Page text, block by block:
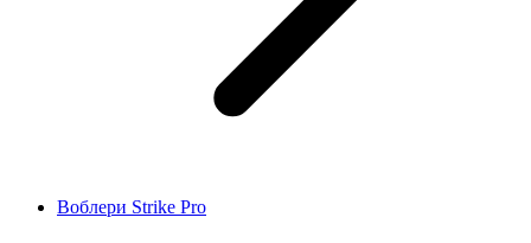
Воблери Strike Pro